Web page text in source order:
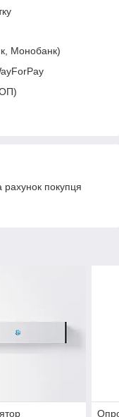
Монобанк)
рахунок покупця